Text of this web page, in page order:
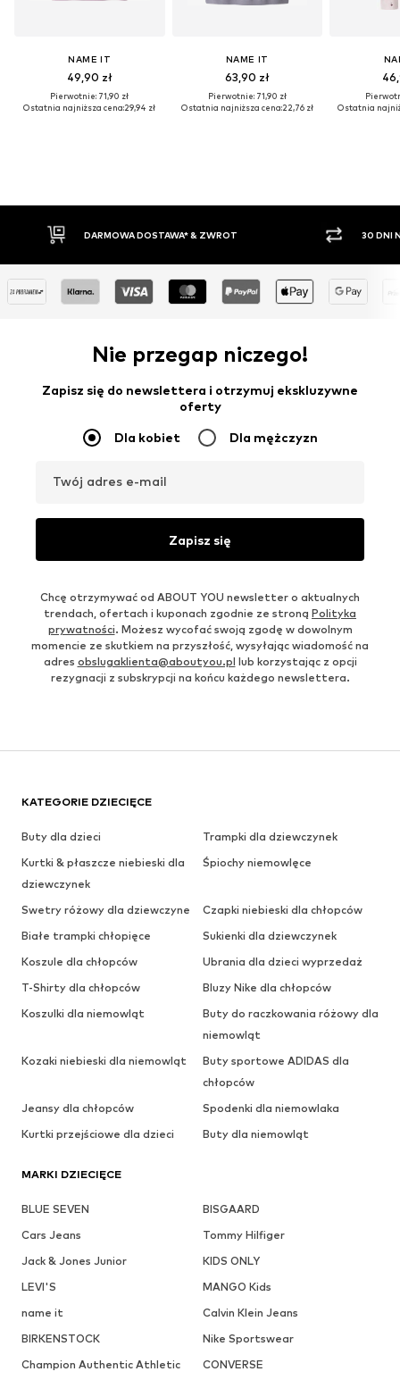
NAME IT
49,90 zł
Pierwotnie: 71,90 zł
Ostatnia najniższa cena:29,94 zł
NAME IT
63,90 zł
Pierwotnie: 71,90 zł
Ostatnia najniższa cena:22,76 zł
Ostatnia
30 DNI NA ZWROT TOWARU
Nie przegap niczego!
Zapisz się do newslettera i otrzymuj ekskluzywne
oferty
Dla kobiet Dla mężczyzn
Twój adres e-mail
Zapisz się
Chcę otrzymywać od ABOUT YOU newsletter o aktualnych
trendach, ofertach i kuponach zgodnie ze stroną Polityka
prywatności. Możesz wycofać swoją zgodę w dowolnym
momencie ze skutkiem na przyszłość, wysyłając wiadomość na
adres obslugaklienta@aboutyou.pl lub korzystając z opcji
rezygnacji z subskrypcji na końcu każdego newslettera.
KATEGORIE DZIECIĘCE
Buty dla dzieci
Trampki dla dziewczynek
Kurtki & płaszcze niebieski dla
dziewczynek
Śpiochy niemowlęce
Swetry różowy dla dziewczyne
Czapki niebieski dla chłopców
Białe trampki chłopięce
Sukienki dla dziewczynek
Koszule dla chłopców
Ubrania dla dzieci wyprzedaż
T-Shirty dla chłopców
Bluzy Nike dla chłopców
Koszulki dla niemowląt
Buty do raczkowania różowy dla
niemowląt
Kozaki niebieski dla niemowląt
Buty sportowe ADIDAS dla
chłopców
Jeansy dla chłopców
Spodenki dla niemowlaka
Kurtki przejściowe dla dzieci
Buty dla niemowląt
MARKI DZIECIĘCE
BLUE SEVEN
BISGAARD
Cars Jeans
Tommy Hilfiger
Jack & Jones Junior
KIDS ONLY
LEVI'S
MANGO Kids
name it
Calvin Klein Jeans
BIRKENSTOCK
Nike Sportswear
Champion Authentic Athletic
CONVERSE